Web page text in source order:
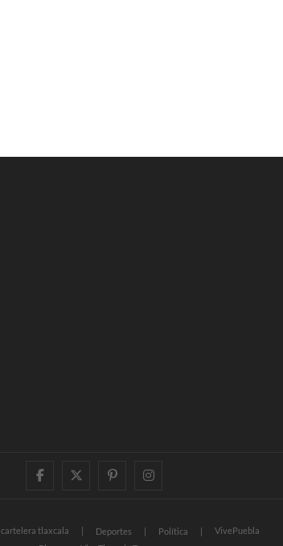
facebooktwitter
pinterestinstagram
cartelera tlaxcala Deportes Política VivePuebla